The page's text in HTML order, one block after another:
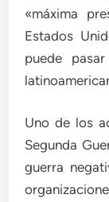
«máxima
Estados
puede
Uno de los
Segunda
guerra